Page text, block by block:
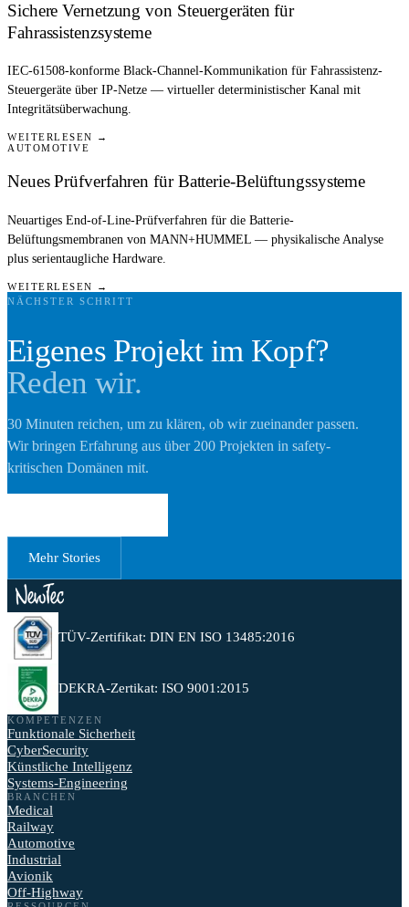
Sichere Vernetzung von Steuergeräten für
Fahrassistenzsysteme
IEC-61508-konforme Black-Channel-Kommunikation für Fahrassistenz-
Steuergeräte über IP-Netze — virtueller deterministischer Kanal mit
Integritätsüberwachung.
WEITERLESEN →
AUTOMOTIVE
Neues Prüfverfahren für Batterie-Belüftungssysteme
Neuartiges End-of-Line-Prüfverfahren für die Batterie-
Belüftungsmembranen von MANN+HUMMEL — physikalische Analyse
plus serientaugliche Hardware.
WEITERLESEN →
NÄCHSTER SCHRITT
Eigenes Projekt im Kopf?
Reden wir.
30 Minuten reichen, um zu klären, ob wir zueinander passen.
Wir bringen Erfahrung aus über 200 Projekten in safety-
kritischen Domänen mit.
Mehr Stories
TÜV-Zertifikat: DIN EN ISO 13485:2016
DEKRA-Zertikat: ISO 9001:2015
KOMPETENZEN
Funktionale Sicherheit
CyberSecurity
Künstliche Intelligenz
Systems-Engineering
BRANCHEN
Medical
Railway
Automotive
Industrial
Avionik
Off-Highway